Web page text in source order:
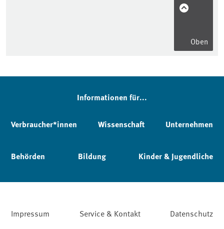
Oben
Informationen für...
Verbraucher*innen Wissenschaft Unternehmen
Behörden Bildung Kinder & Jugendliche
Impressum Service & Kontakt
Datenschutz